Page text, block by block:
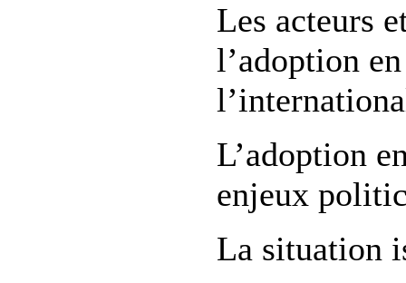
Les acteurs
l’adoption
L’adoption
enjeux
La situation